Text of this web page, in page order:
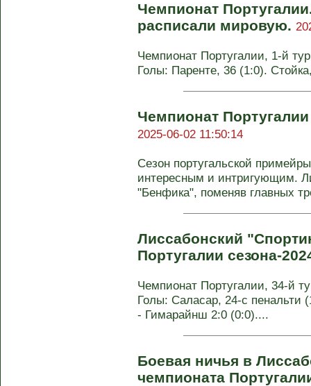
Чемпионат
расписали мировую.
Чемпионат Португалии, 1-й
Голы: Паренте, 36 (1:0).
Чемпионат
2025-06-02 11:50:14
Сезон португальской
интересным и интригующим.
"Бенфика", поменяв главных
Лиссабонский
Португалии сезона-
Чемпионат Португалии, 34-й
Голы: Саласар, 24-с пенальти
- Гимарайнш 2:0 (0:0)....
Боевая ничья в
чемпионата